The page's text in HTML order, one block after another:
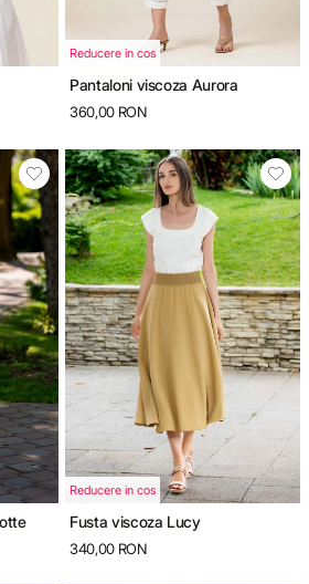
Reducere in cos
Pantaloni viscoza Aurora
360,00 RON
Reducere in cos
Fusta viscoza Lucy
340,00 RON